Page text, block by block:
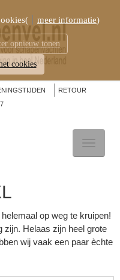
RETOUR
op weg te kruipen!
zijn. Helaas zijn heel grote
wij vaak een paar èchte
meer informatie)
opnieuw tonen
cookies